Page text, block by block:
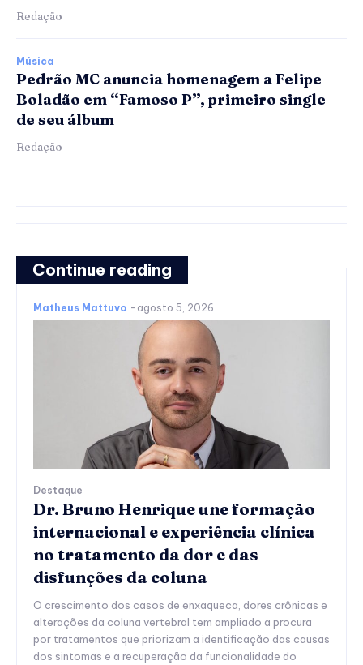
Redação
Música
Pedrão MC anuncia homenagem a Felipe
Boladão em “Famoso P”, primeiro single
de seu álbum
Redação
Continue reading
Matheus Mattuvo - agosto 5, 2026
Destaque
Dr. Bruno Henrique une formação
internacional e experiência clínica
no tratamento da dor e das
disfunções da coluna
O crescimento dos casos de enxaqueca, dores crônicas e
alterações da coluna vertebral tem ampliado a procura
por tratamentos que priorizam a identificação das causas
dos sintomas e a recuperação da funcionalidade do